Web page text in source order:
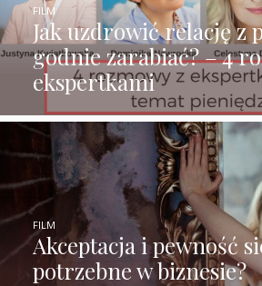
Jak uzdrowić relację z
godnie zarabiać? – 4
ekspertkami
FILM
Akceptacja i pewność
potrzebne w biznesie?
FILM